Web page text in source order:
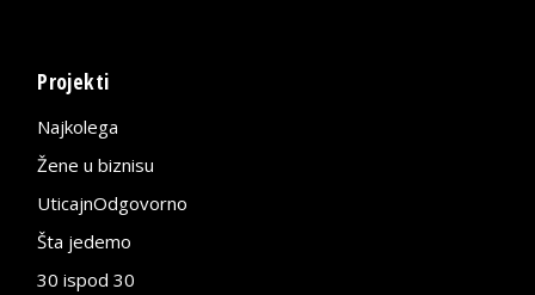
Projekti
Najkolega
Žene u biznisu
UticajnOdgovorno
Šta jedemo
30 ispod 30